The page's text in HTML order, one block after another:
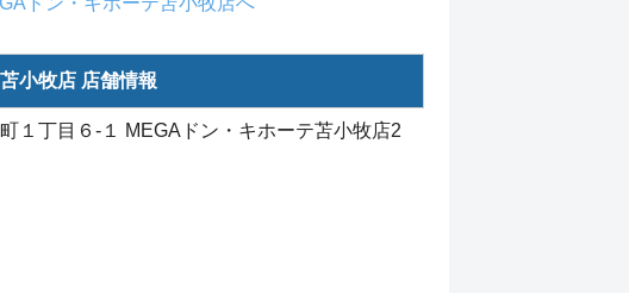
小牧店 店舗情報
１丁目６-１ MEGAドン・キホーテ苫小牧店2